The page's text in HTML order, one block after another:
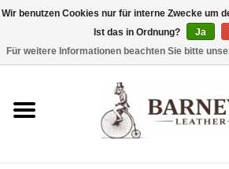
Geldbörse
Wir benutzen Cookies nur für interne Zwecke um
Ist das in Ordnung?
Ja
Für weitere Informationen beachten Sie bitte